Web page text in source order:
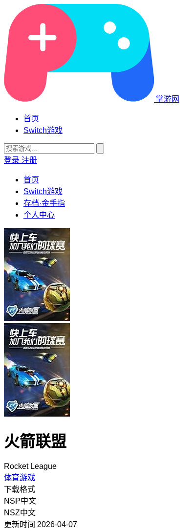
掌游网
首页
Switch游戏
登录 注册
首页
Switch游戏
存档·金手指
个人中心
火箭联盟
Rocket League
体育游戏
下载格式
NSP中文
NSZ中文
更新时间 2026-04-07